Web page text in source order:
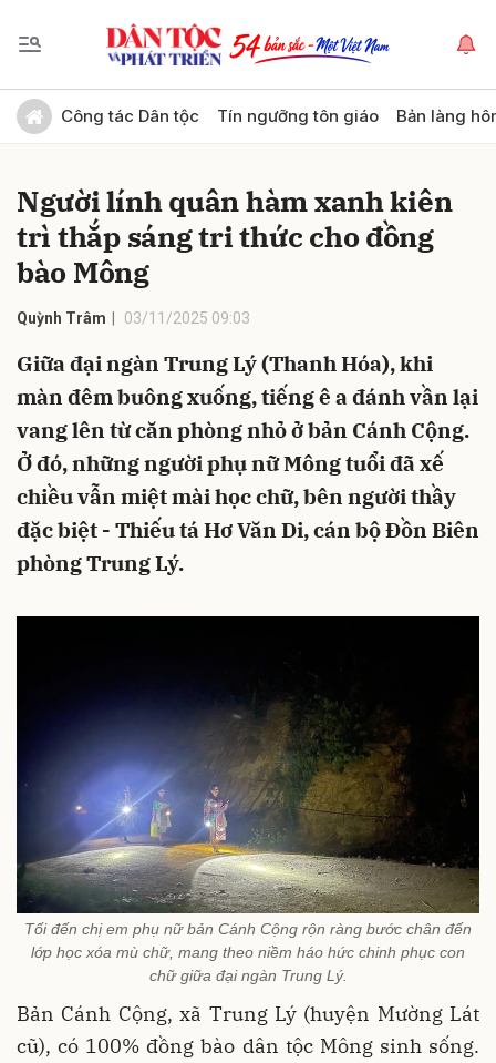
Công tác Dân tộc Tín ngưỡng tôn giáo Bản làng
Người lính quân hàm xanh kiên
trì thắp sáng tri thức cho đồng
bào Mông
Quỳnh Trâm 03/11/2025 09:03
Giữa đại ngàn Trung Lý (Thanh Hóa), khi
màn đêm buông xuống, tiếng ê a đánh vần lại
vang lên từ căn phòng nhỏ ở bản Cánh Cộng.
Ở đó, những người phụ nữ Mông tuổi đã xế
chiều vẫn miệt mài học chữ, bên người thầy
đặc biệt - Thiếu tá Hơ Văn Di, cán bộ Đồn Biên
phòng Trung Lý.
Tối đến chị em phụ nữ bản Cánh Cộng rộn ràng bước chân đến
lớp học xóa mù chữ, mang theo niềm háo hức chinh phục con
chữ giữa đại ngàn Trung Lý.
Bản Cánh Cộng, xã Trung Lý (huyện Mường Lát
cũ), có 100% đồng bào dân tộc Mông sinh sống.
Gửi bình luận